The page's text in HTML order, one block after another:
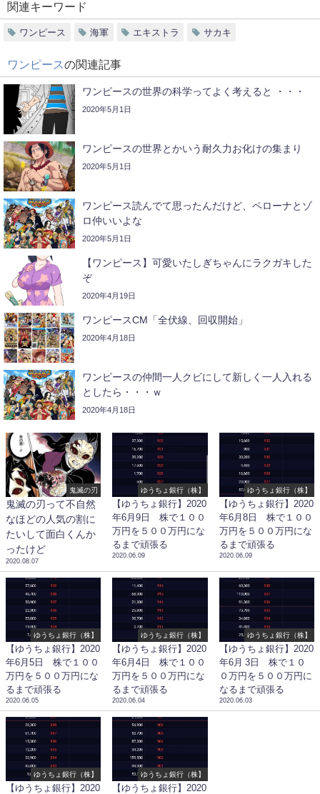
関連キーワード
ワンピース 海軍 エキストラ サカキ
ワンピースの関連記事
ワンピースの世界の科学ってよく考えると ・・・
2020年5月1日
ワンピースの世界とかいう耐久力お化けの集まり
2020年5月1日
ワンピース読んでて思ったんだけど、ペローナとゾ
ロ仲いいよな
2020年5月1日
【ワンピース】可愛いたしぎちゃんにラクガキした
ぞ
2020年4月19日
ワンピースCM「全伏線、回収開始」
2020年4月18日
ワンピースの仲間一人クビにして新しく一人入れる
としたら・・・ｗ
2020年4月18日
鬼滅の刃
鬼滅の刃って不自然
なほどの人気の割に
たいして面白くんか
ったけど
2020.08.07
ゆうちょ銀行（株】
【ゆうちょ銀行】2020
年6月9日 株で１００
万円を５００万円にな
るまで頑張る
2020.06.09
ゆうちょ銀行（株】
【ゆうちょ銀行】2020
年6月8日 株で１００
万円を５００万円にな
るまで頑張る
2020.06.09
ゆうちょ銀行（株】
【ゆうちょ銀行】2020
年6月5日 株で１００
万円を５００万円にな
るまで頑張る
2020.06.05
ゆうちょ銀行（株】
【ゆうちょ銀行】2020
年6月4日 株で１００
万円を５００万円にな
るまで頑張る
2020.06.04
ゆうちょ銀行（株】
【ゆうちょ銀行】2020
年6月 3日 株で１０
０万円を５００万円に
なるまで頑張る
2020.06.03
ゆうちょ銀行（株】
【ゆうちょ銀行】2020
ゆうちょ銀行（株】
【ゆうちょ銀行】2020